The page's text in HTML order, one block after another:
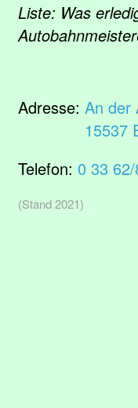
Liste: Was
Adresse: An der
15537
Telefon: 0 33
(Stand 2021)